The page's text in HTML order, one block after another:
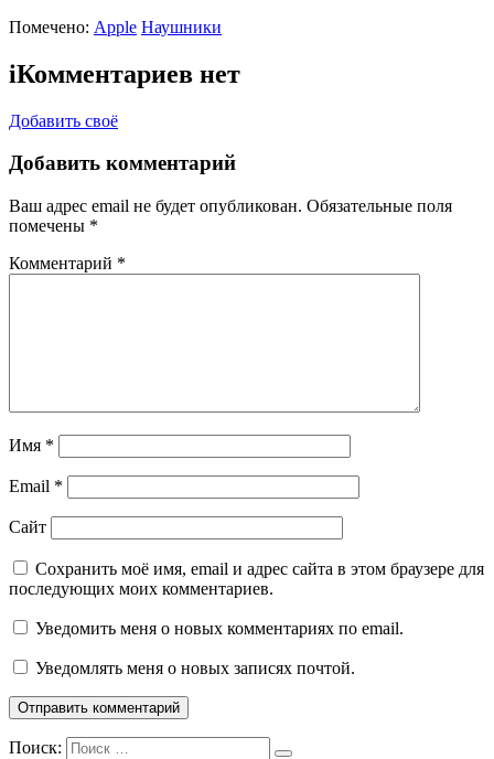
Помечено: Apple Наушники
iКомментариев нет
Добавить своё
Добавить комментарий
Ваш адрес email не будет опубликован. Обязательные поля
помечены *
Комментарий *
Имя *
Email *
Сайт
Сохранить моё имя, email и адрес сайта в этом браузере для
последующих моих комментариев.
Уведомить меня о новых комментариях по email.
Уведомлять меня о новых записях почтой.
Поиск: